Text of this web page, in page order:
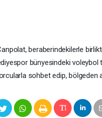
beraberindekilerle
bünyesindeki voleybol
sohbet edip, bölgeden